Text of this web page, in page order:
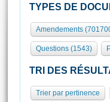
Présidence
577 députés
Groupes
Séance publique
Commissions et
Europe et
Pétitions
Rôle et pouvoirs
Organisation de
Présidence
Statistiques et
Visiter
Visite virtuelle du
Assister à une
TYPES DE
Amendements
Questions (1543)
TRI DES
Trier par pertinence